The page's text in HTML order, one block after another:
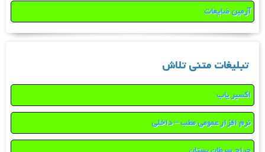
آرمین ضایعات
تبلیغات متنی تلاش
اکسیر یاب
نرم افزار عمومی مطب – داخلی